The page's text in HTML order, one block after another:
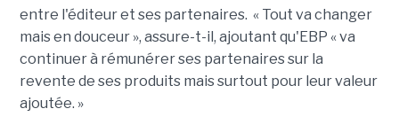
entre l'éditeur et ses partenaires. « Tout va changer
mais en douceur », assure-t-il, ajoutant qu'EBP « va
continuer à rémunérer ses partenaires sur la
revente de ses produits mais surtout pour leur valeur
ajoutée. »